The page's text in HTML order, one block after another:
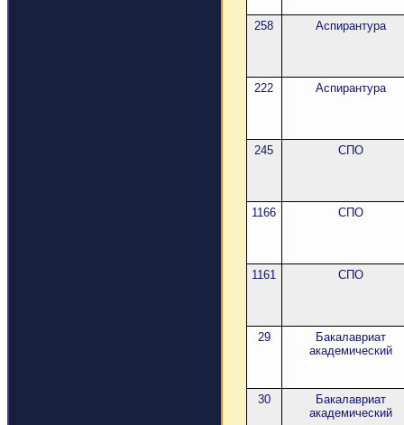
258 Аспирантура
222 Аспирантура
245 СПО
1166 СПО
1161 СПО
29
Бакалавриат
академический
30
Бакалавриат
академический